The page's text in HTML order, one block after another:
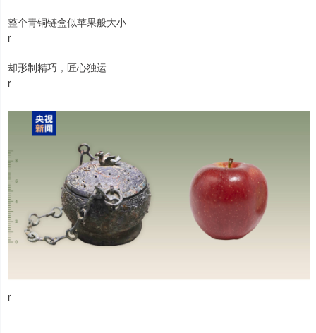
整个青铜链盒似苹果般大小
r
却形制精巧，匠心独运
r
r